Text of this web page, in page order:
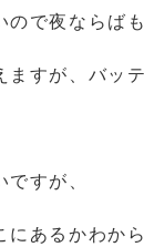
で夜ならば
すが、バッ
すが、
にあるかわか